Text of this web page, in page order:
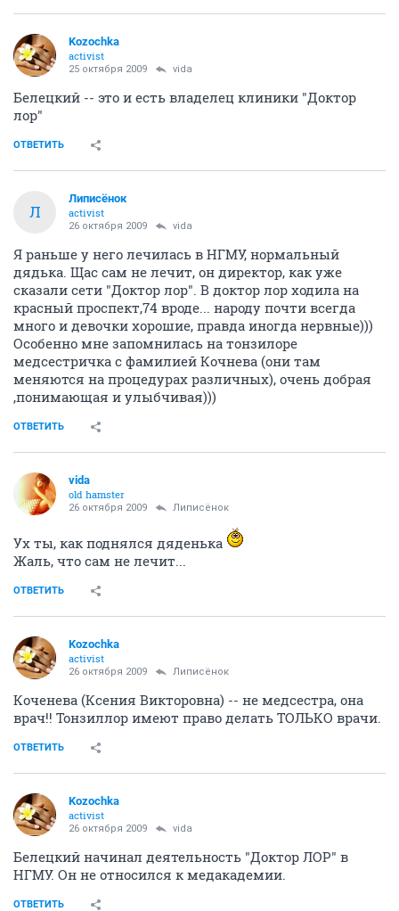
Kozochka
activist
25 октября 2009 vida
Белецкий -- это и есть владелец клиники "Доктор
лор"
ОТВЕТИТЬ
Л
Липисёнок
activist
26 октября 2009 vida
Я раньше у него лечилась в НГМУ, нормальный
дядька. Щас сам не лечит, он директор, как уже
сказали сети "Доктор лор". В доктор лор ходила на
красный проспект,74 вроде... народу почти всегда
много и девочки хорошие, правда иногда нервные)))
Особенно мне запомнилась на тонзилоре
медсестричка с фамилией Кочнева (они там
меняются на процедурах различных), очень добрая
,понимающая и улыбчивая)))
ОТВЕТИТЬ
vida
old hamster
26 октября 2009 Липисёнок
Ух ты, как поднялся дяденька
Жаль, что сам не лечит...
ОТВЕТИТЬ
Kozochka
activist
26 октября 2009 Липисёнок
Коченева (Ксения Викторовна) -- не медсестра, она
врач!! Тонзиллор имеют право делать ТОЛЬКО врачи.
ОТВЕТИТЬ
Kozochka
activist
26 октября 2009 vida
Белецкий начинал деятельность "Доктор ЛОР" в
НГМУ. Он не относился к медакадемии.
ОТВЕТИТЬ